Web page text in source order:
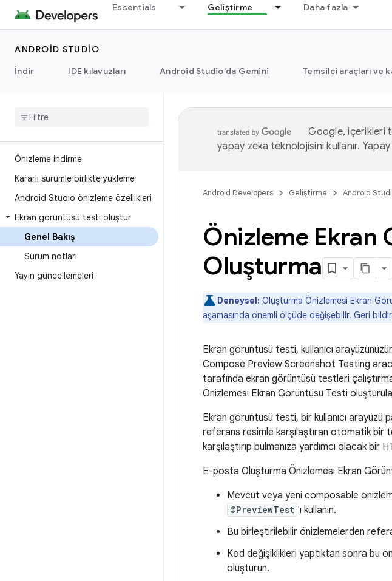
Essentials Geliştirme Daha fazla
ANDROID STUDIO
İndir
IDE kılavuzları Android Studio'da Gemini Temsilci araçları ve
Önizleme indirme
Kararlı sürümle birlikte yükleme
Android Studio önizleme özellikleri
Ekran görüntüsü testi oluştur
Genel Bakış
Sürüm notları
Yayın güncellemeleri
Google, içerikleri
yapay zeka teknolojisini kullanır.
Android Developers Geliştirme Android
Önizleme Ekran
Oluşturma
Deneysel: Oluşturma Önizlemesi Ekran
aşamasında önemli ölçüde değişebilir. Geri
Ekran görüntüsü testi, kullanıcı
Compose Preview Screenshot Testing
tarafında ekran görüntüsü testleri
Önizlemesi Ekran Görüntüsü Testi
Ekran görüntüsü testi, bir kullanıcı arayüzü
referans resimle karşılaştıran otomatik bir
karşılaştırıp bulmanıza yardımcı olacak bir
E-posta Oluşturma Önizlemesi Ekran
Mevcut veya yeni composable
@PreviewTest 'ı kullanın.
Bu birleştirilebilir önizlemelerden
Kod değişiklikleri yaptıktan sonra bu
oluşturun.